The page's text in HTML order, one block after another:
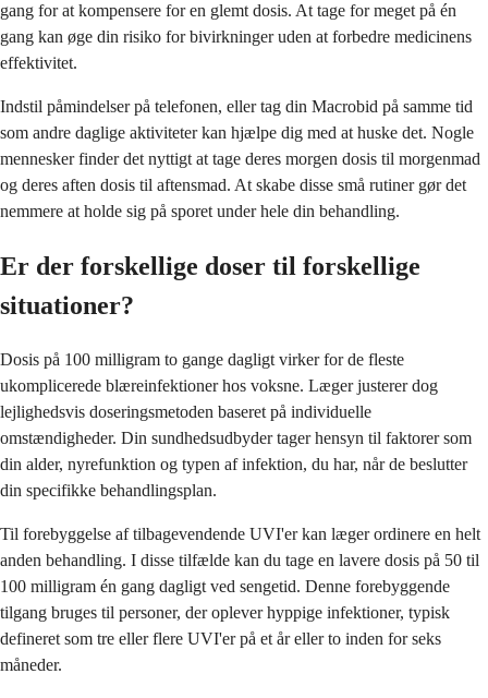
gang for at kompensere for en glemt dosis. At tage for meget på én
gang kan øge din risiko for bivirkninger uden at forbedre medicinens
effektivitet.
Indstil påmindelser på telefonen, eller tag din Macrobid på samme tid
som andre daglige aktiviteter kan hjælpe dig med at huske det. Nogle
mennesker finder det nyttigt at tage deres morgen dosis til morgenmad
og deres aften dosis til aftensmad. At skabe disse små rutiner gør det
nemmere at holde sig på sporet under hele din behandling.
Er der forskellige doser til forskellige
situationer?
Dosis på 100 milligram to gange dagligt virker for de fleste
ukomplicerede blæreinfektioner hos voksne. Læger justerer dog
lejlighedsvis doseringsmetoden baseret på individuelle
omstændigheder. Din sundhedsudbyder tager hensyn til faktorer som
din alder, nyrefunktion og typen af infektion, du har, når de beslutter
din specifikke behandlingsplan.
Til forebyggelse af tilbagevendende UVI'er kan læger ordinere en helt
anden behandling. I disse tilfælde kan du tage en lavere dosis på 50 til
100 milligram én gang dagligt ved sengetid. Denne forebyggende
tilgang bruges til personer, der oplever hyppige infektioner, typisk
defineret som tre eller flere UVI'er på et år eller to inden for seks
måneder.